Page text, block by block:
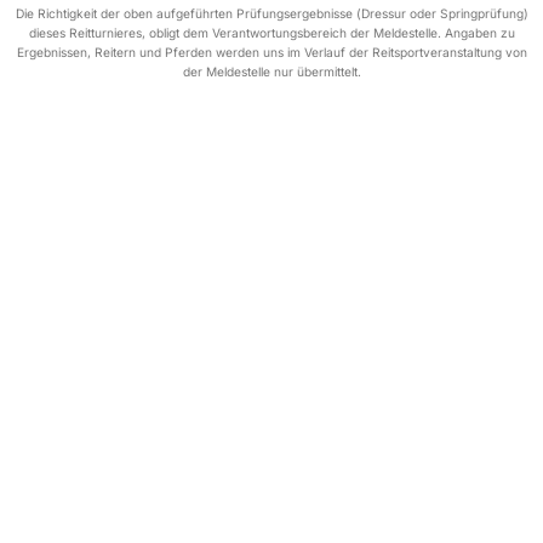
Die Richtigkeit der oben aufgeführten Prüfungsergebnisse (Dressur oder Springprüfung)
dieses Reitturnieres, obligt dem Verantwortungsbereich der Meldestelle. Angaben zu
Ergebnissen, Reitern und Pferden werden uns im Verlauf der Reitsportveranstaltung von
der Meldestelle nur übermittelt.